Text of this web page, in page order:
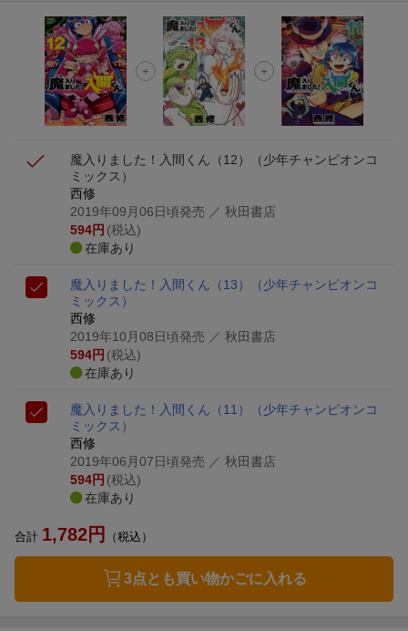
魔入りました！入間くん（12）
（少年チャンピオンコ
ミックス）
西修
2019年09月06日頃発売 ／ 秋田書店
594円 (税込)
在庫あり
魔入りました！入間くん（13）
（少年チャンピオンコ
ミックス）
西修
2019年10月08日頃発売 ／ 秋田書店
594円 (税込)
在庫あり
魔入りました！入間くん（11）
（少年チャンピオンコ
ミックス）
西修
2019年06月07日頃発売 ／ 秋田書店
594円 (税込)
在庫あり
合計 1,782円 （税込）
3点とも買い物かごに入れる